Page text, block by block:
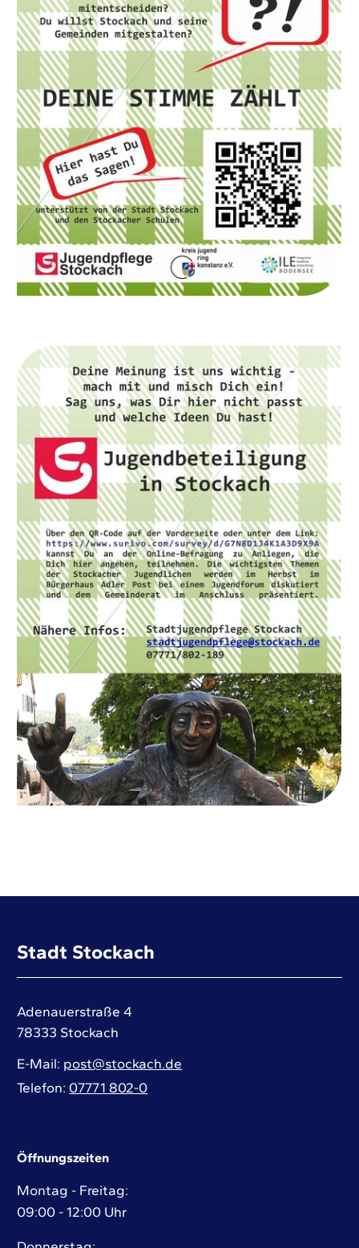
Stadt Stockach
Adenauerstraße 4
78333 Stockach
E-Mail post@stockach.de
Telefon 07771 802-0
Öffnungszeiten
Montag - Freitag:
09:00 - 12:00 Uhr